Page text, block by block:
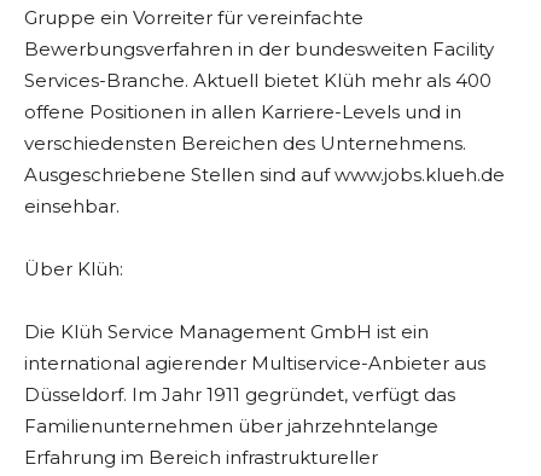
Gruppe ein Vorreiter für vereinfachte
Bewerbungsverfahren in der bundesweiten Facility
Services-Branche. Aktuell bietet Klüh mehr als 400
offene Positionen in allen Karriere-Levels und in
verschiedensten Bereichen des Unternehmens.
Ausgeschriebene Stellen sind auf www.jobs.klueh.de
einsehbar.
Über Klüh:
Die Klüh Service Management GmbH ist ein
international agierender Multiservice-Anbieter aus
Düsseldorf. Im Jahr 1911 gegründet, verfügt das
Familienunternehmen über jahrzehntelange
Erfahrung im Bereich infrastruktureller